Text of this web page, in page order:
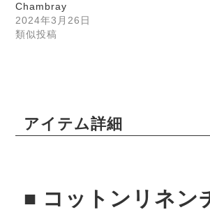
Chambray
2024年3月26日
類似投稿
アイテム詳細
■ コットンリネン